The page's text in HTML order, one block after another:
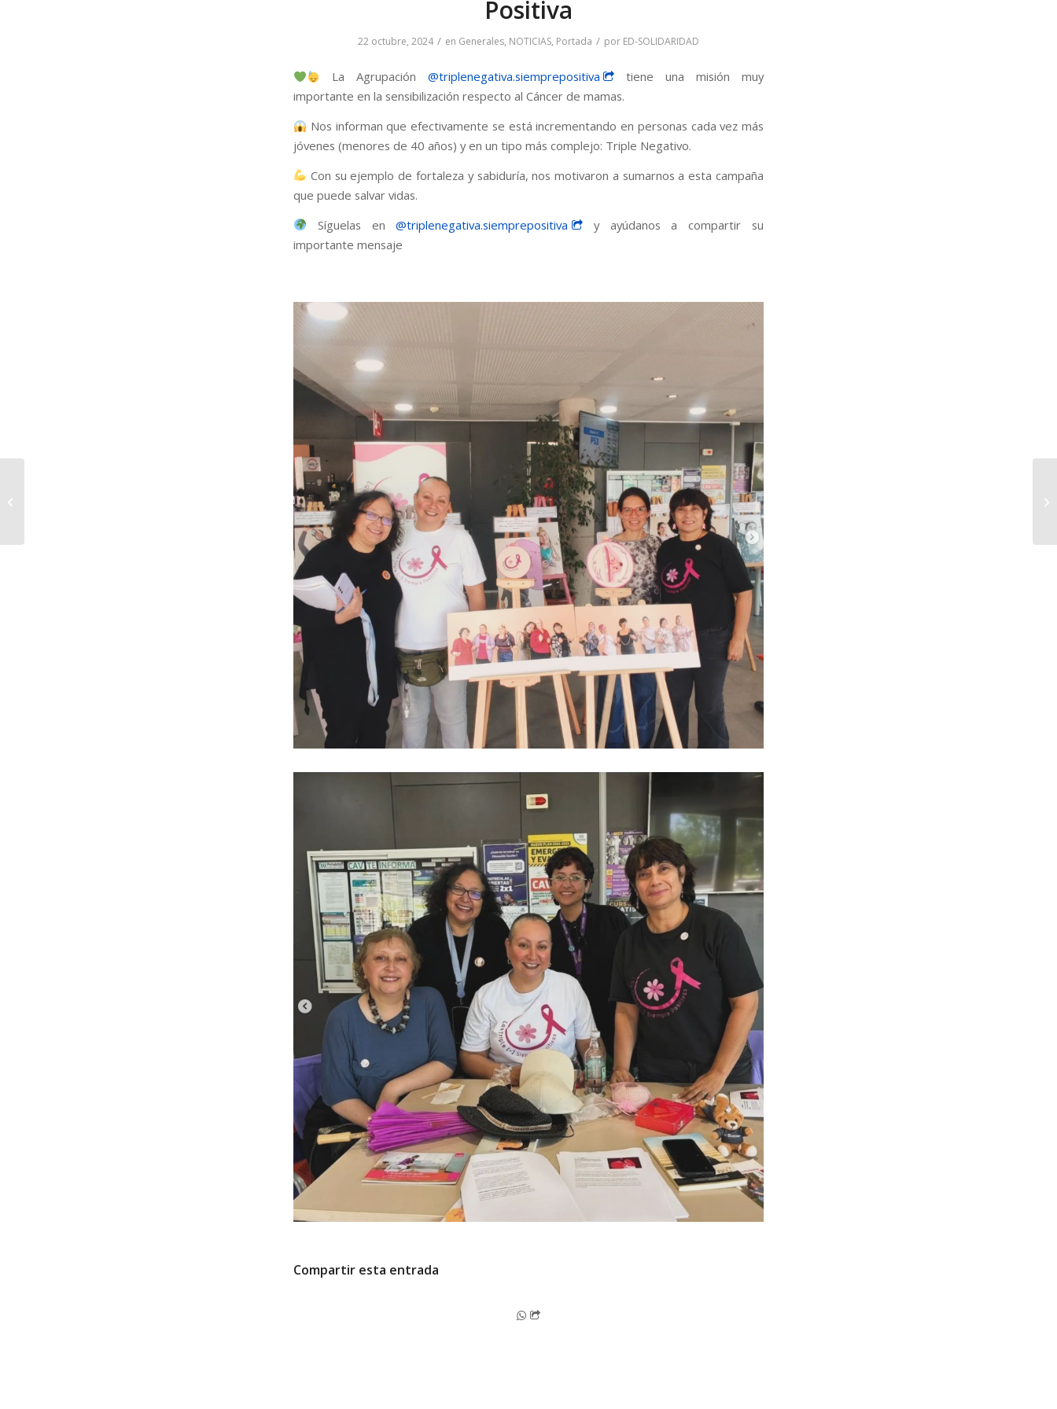
Positiva
22 octubre, 2024 / en Generales, NOTICIAS, Portada / por ED-SOLIDARIDAD
La Agrupación @triplenegativa.siemprepositiva
tiene una misión muy
importante en la sensibilización respecto al Cáncer de mamas.
Nos informan que efectivamente se está incrementando en personas cada vez más
jóvenes (menores de 40 años) y en un tipo más complejo: Triple Negativo.
Con su ejemplo de fortaleza y sabiduría, nos motivaron a sumarnos a esta campaña
que puede salvar vidas.
Síguelas en@triplenegativa.siemprepositiva
y ayúdanos a compartir su
importante mensaje
Compartir esta entrada